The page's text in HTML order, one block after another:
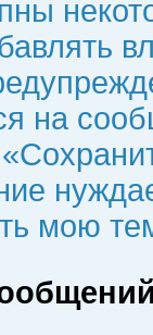
на
мою